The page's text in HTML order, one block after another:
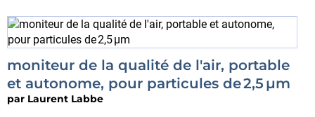
moniteur de la qualité de l'air, portable
et autonome, pour particules de 2,5 µm
par Laurent Labbe